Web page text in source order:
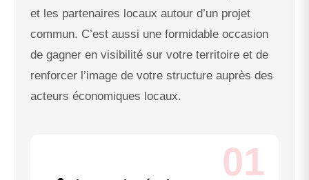
et les partenaires locaux autour d’un projet
commun. C’est aussi une formidable occasion
de gagner en visibilité sur votre territoire et de
renforcer l’image de votre structure auprès des
acteurs économiques locaux.
01